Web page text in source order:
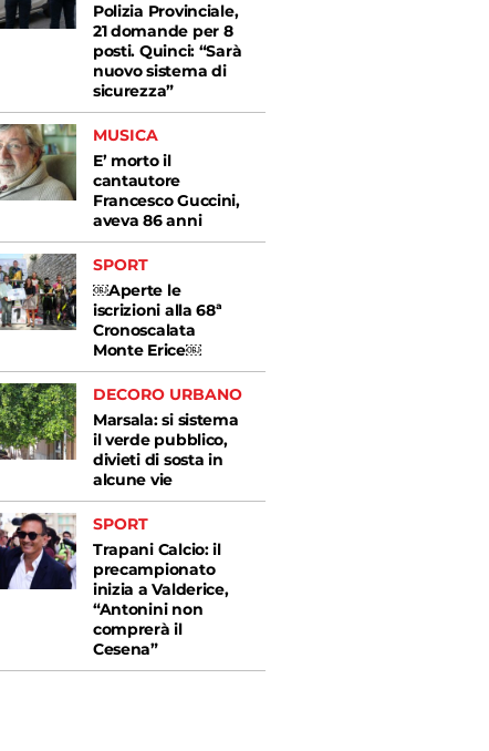
Polizia Provinciale,
21 domande per 8
posti. Quinci: “Sarà
nuovo sistema di
sicurezza”
MUSICA
E’ morto il
cantautore
Francesco Guccini,
aveva 86 anni
SPORT
￼Aperte le
iscrizioni alla 68ª
Cronoscalata
Monte Erice￼
DECORO URBANO
Marsala: si sistema
il verde pubblico,
divieti di sosta in
alcune vie
SPORT
Trapani Calcio: il
precampionato
inizia a Valderice,
“Antonini non
comprerà il
Cesena”